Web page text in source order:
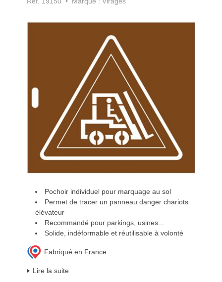
Pochoir individuel pour marquage au sol
Permet de tracer un panneau danger chariots
élévateur
Recommandé pour parkings, usines...
Solide, indéformable et réutilisable à volonté
Fabriqué en France
Lire la suite